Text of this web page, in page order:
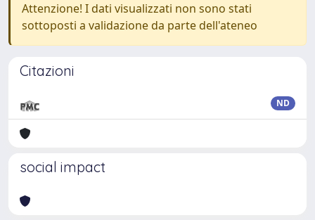
Attenzione! I dati visualizzati non sono stati
sottoposti a validazione da parte dell'ateneo
Citazioni
ND
social impact